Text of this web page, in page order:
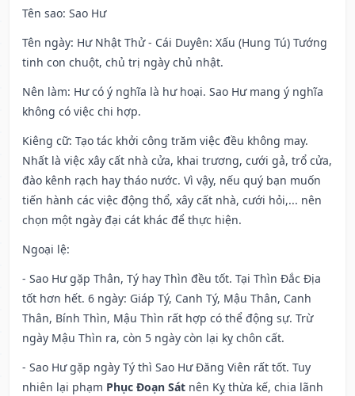
Tên sao: Sao Hư
Tên ngày: Hư Nhật Thử - Cái Duyên: Xấu (Hung Tú) Tướng
tinh con chuột, chủ trị ngày chủ nhật.
Nên làm: Hư có ý nghĩa là hư hoại. Sao Hư mang ý nghĩa
không có việc chi hợp.
Kiêng cữ: Tạo tác khởi công trăm việc đều không may.
Nhất là việc xây cất nhà cửa, khai trương, cưới gả, trổ cửa,
đào kênh rạch hay tháo nước. Vì vậy, nếu quý bạn muốn
tiến hành các việc động thổ, xây cất nhà, cưới hỏi,... nên
chọn một ngày đại cát khác để thực hiện.
Ngoại lệ:
- Sao Hư gặp Thân, Tý hay Thìn đều tốt. Tại Thìn Đắc Địa
tốt hơn hết. 6 ngày: Giáp Tý, Canh Tý, Mậu Thân, Canh
Thân, Bính Thìn, Mậu Thìn rất hợp có thể động sự. Trừ
ngày Mậu Thìn ra, còn 5 ngày còn lại kỵ chôn cất.
- Sao Hư gặp ngày Tý thì Sao Hư Đăng Viên rất tốt. Tuy
nhiên lại phạm Phục Đoạn Sát nên Kỵ thừa kế, chia lãnh